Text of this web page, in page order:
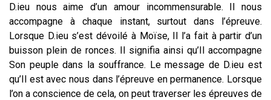
D.ieu nous aime d’un amour incommensurable. Il nous
accompagne à chaque instant, surtout dans l’épreuve.
Lorsque D.ieu s’est dévoilé à Moïse, Il l’a fait à partir d’un
buisson plein de ronces. Il signifia ainsi qu’Il accompagne
Son peuple dans la souffrance. Le message de D.ieu est
qu’Il est avec nous dans l’épreuve en permanence. Lorsque
l’on a conscience de cela, on peut traverser les épreuves de